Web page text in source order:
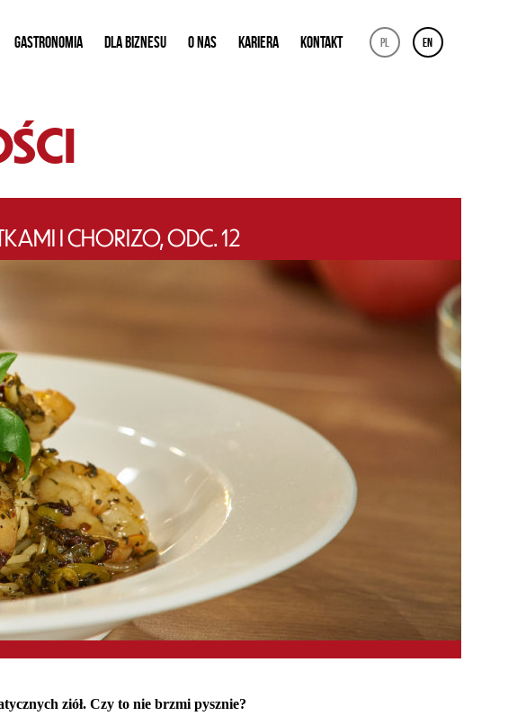
pl en
GASTRONOMIA DLA BIZNESU O NAS KARIERA KONTAKT
I CHORIZO, ODC. 12
ziół. Czy to nie brzmi pysznie?